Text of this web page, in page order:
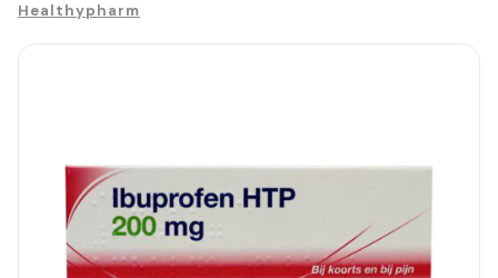
Healthypharm